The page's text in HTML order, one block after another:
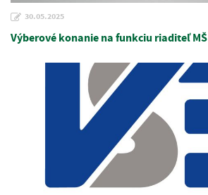
30.05.2025
Výberové konanie na funkciu riaditeľ MŠ